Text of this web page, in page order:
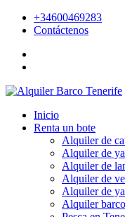
+34600469283
Contáctenos
Inicio
Renta un bote
Alquiler de
Alquiler de
Alquiler de
Alquiler de
Alquiler de
Alquiler